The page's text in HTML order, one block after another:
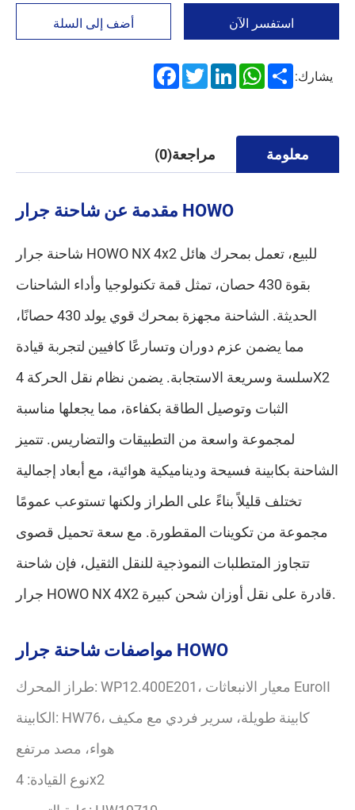
استفسر الآن أضف إلى السلة
يشارك: FacebookTwitterLinkedIn
WhatsApp Share
معلومة مراجعة(0)
مقدمة عن شاحنة جرار HOWO
شاحنة جرار HOWO NX 4x2 للبيع، تعمل بمحرك هائل
بقوة 430 حصان، تمثل قمة تكنولوجيا وأداء الشاحنات
الحديثة. الشاحنة مجهزة بمحرك قوي يولد 430 حصانًا،
مما يضمن عزم دوران وتسارعًا كافيين لتجربة قيادة
سلسة وسريعة الاستجابة. يضمن نظام نقل الحركة 4X2
الثبات وتوصيل الطاقة بكفاءة، مما يجعلها مناسبة
لمجموعة واسعة من التطبيقات والتضاريس. تتميز
الشاحنة بكابينة فسيحة وديناميكية هوائية، مع أبعاد إجمالية
تختلف قليلاً بناءً على الطراز ولكنها تستوعب عمومًا
مجموعة من تكوينات المقطورة. مع سعة تحميل قصوى
تتجاوز المتطلبات النموذجية للنقل الثقيل، فإن شاحنة
جرار HOWO NX 4X2 قادرة على نقل أوزان شحن كبيرة.
مواصفات شاحنة جرار HOWO
طراز المحرك: WP12.400E201، معيار الانبعاثات EuroII
الكابينة: HW76، كابينة طويلة، سرير فردي مع مكيف
هواء، مصد مرتفع
نوع القيادة: 4x2